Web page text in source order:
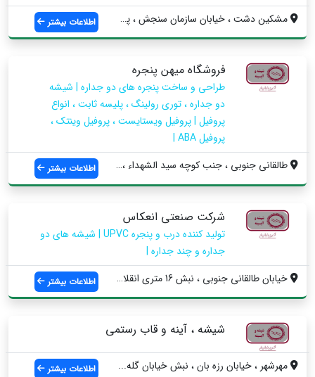
مشکین دشت ، خیابان سازمان سنجش ، پلاک 5
اطلاعات بیشتر
فروشگاه میهن پنجره
طراحی و ساخت پنجره های دو جداره | شیشه
دو جداره ، توری رولینگ ، پلیسه ثابت ، انواع
پروفیل | پروفیل ویستایست ، پروفیل وینتک ،
پروفیل ABA |
طالقانی جنوبی ، جنب کوچه سید الشهداء ، پ...
اطلاعات بیشتر
شرکت صنعتی انعکاس
تولید کننده درب و پنجره UPVC | شیشه های دو
جداره و چند جداره |
خیابان طالقانی جنوبی ، نبش 16 متری انقلا...
اطلاعات بیشتر
شیشه ، آینه و قاب رستمی
مهرشهر ، خیابان رزه بان ، نبش خیابان گله... اطلاعات بیشتر